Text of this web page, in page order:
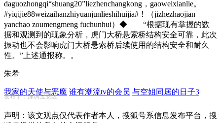
daguozhongqi“shuang20”liezhenchangkong，gaoweixianlie。
#yiqijie88weizaihanzhiyuanjunlieshihuijia#！（jizhezhaojian
yanchao zoumengmeng fuchunhui）◆ “根据现有掌握的数
据和观测到的现象分析，虎门大桥悬索桥结构安全可靠，此次
振动也不会影响虎门大桥悬索桥后续使用的结构安全和耐久
性。”上述通报称。。
朱希
我家的天使与恶魔 谁有潮流tv的会员 与空姐同居的日子3
发布于：深圳宝安区
声明：该文观点仅代表作者本人，搜狐号系信息发布平台，搜